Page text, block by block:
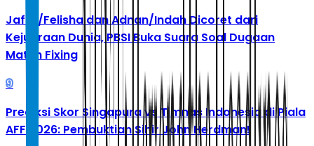
Jafar/Felisha dan Adnan/Indah Dicoret dari
Kejuaraan Dunia, PBSI Buka Suara Soal Dugaan
Match Fixing
9
Prediksi Skor Singapura vs Timnas Indonesia di Piala
AFF 2026: Pembuktian Sihir John Herdman!